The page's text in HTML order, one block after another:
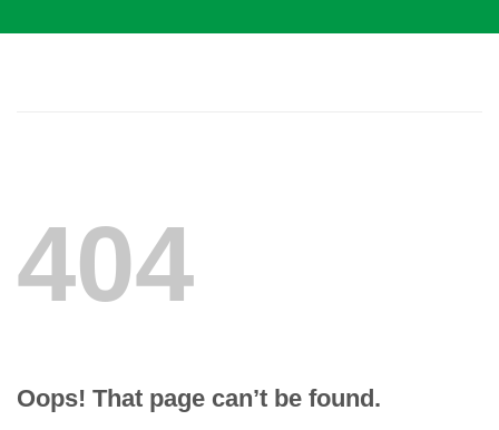
404
Oops! That page can’t be found.